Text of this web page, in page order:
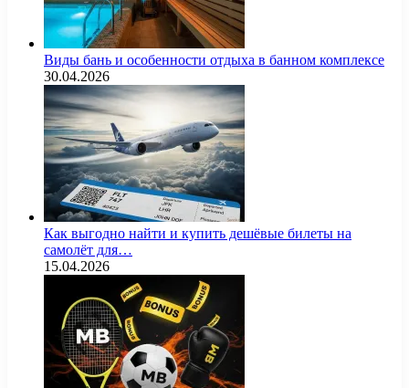
Виды бань и особенности отдыха в банном комплексе
30.04.2026
Как выгодно найти и купить дешёвые билеты на
самолёт для…
15.04.2026